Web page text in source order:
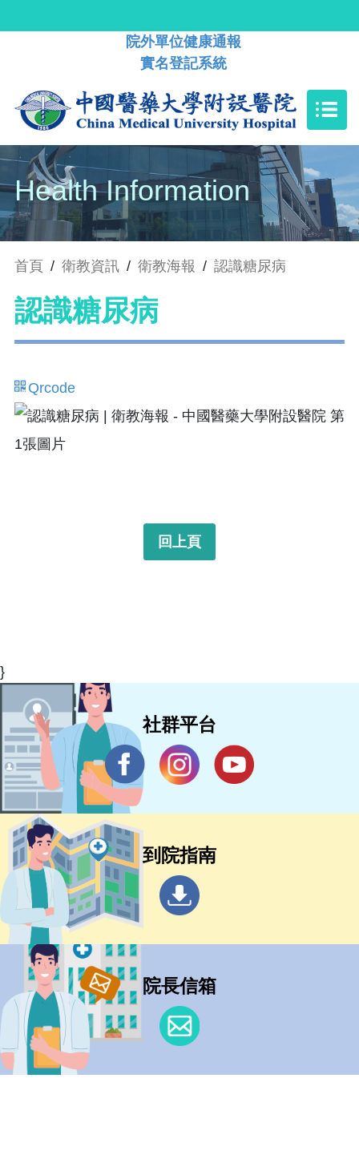
院外單位健康通報
實名登記系統
Health Information
首頁 / 衛教資訊 / 衛教海報 / 認識糖尿病
認識糖尿病
Qrcode
回上頁
}
社群平台
到院指南
院長信箱